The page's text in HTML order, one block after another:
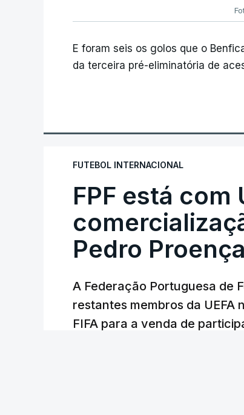
E foram seis os golos que o
da terceira pré-eliminatória de
FUTEBOL INTERNACIONAL
FPF está com
Pedro Proença
A Federação Portuguesa de
restantes membros da UEFA
FIFA para a venda de